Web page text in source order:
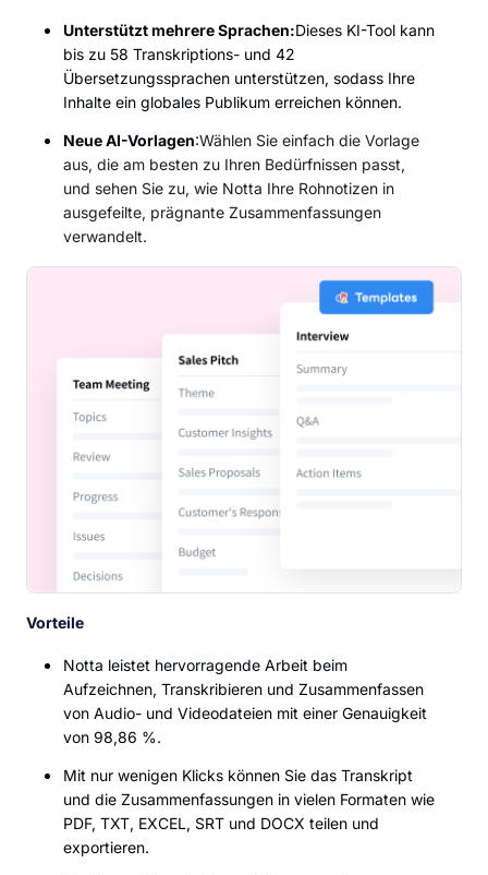
Unterstützt mehrere Sprachen:Dieses KI-Tool kann
bis zu 58 Transkriptions- und 42
Übersetzungssprachen unterstützen, sodass Ihre
Inhalte ein globales Publikum erreichen können.
Neue AI-Vorlagen:Wählen Sie einfach die Vorlage
aus, die am besten zu Ihren Bedürfnissen passt,
und sehen Sie zu, wie Notta Ihre Rohnotizen in
ausgefeilte, prägnante Zusammenfassungen
verwandelt.
Vorteile
Notta leistet hervorragende Arbeit beim
Aufzeichnen, Transkribieren und Zusammenfassen
von Audio- und Videodateien mit einer Genauigkeit
von 98,86 %.
Mit nur wenigen Klicks können Sie das Transkript
und die Zusammenfassungen in vielen Formaten wie
PDF, TXT, EXCEL, SRT und DOCX teilen und
exportieren.